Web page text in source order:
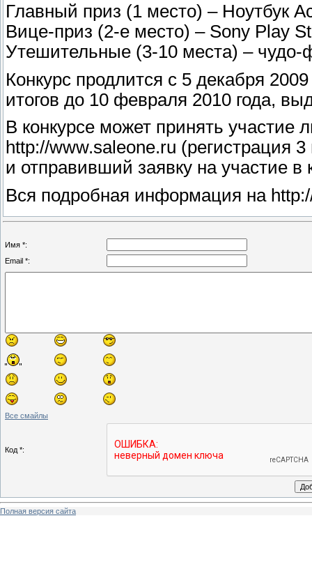
Главный приз (1 место) – Ноутбук
Вице-приз (2-е место) – Sony Play
Утешительные (3-10 места) –
Конкурс продлится с 5 декабря
итогов до 10 февраля 2010 года,
В конкурсе может принять участие
http://www.saleone.ru (регистрация
и отправивший заявку на участие в
Вся подробная информация на
Имя *:
Email *:
Все смайлы
Код *:
Полная версия сайта